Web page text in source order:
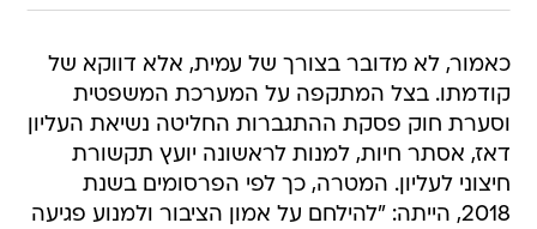
כאמור, לא מדובר בצורך של עמית, אלא דווקא של
קודמתו. בצל המתקפה על המערכת המשפטית
וסערת חוק פסקת ההתגברות החליטה נשיאת העליון
דאז, אסתר חיות, למנות לראשונה יועץ תקשורת
חיצוני לעליון. המטרה, כך לפי הפרסומים בשנת
2018, הייתה: "להילחם על אמון הציבור ולמנוע פגיעה